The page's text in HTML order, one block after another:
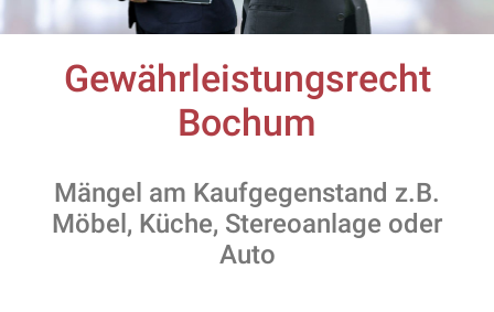
Gewährleistungsrecht
Bochum
Mängel am Kaufgegenstand z.B.
Möbel, Küche, Stereoanlage oder
Auto